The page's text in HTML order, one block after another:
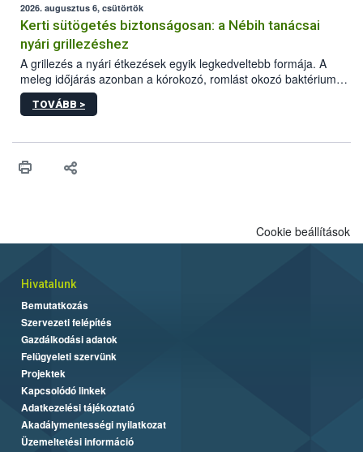
érésű szőlőkben is legyen lehetőség a károsító elleni további
védekezésre. Az Oroganic készítmény kis kiszerelésben kiskerti
felhasználók számára is elérhető és ökológiai termesztésben is
engedélyezett.
2026. augusztus 6, csütörtök
Kerti sütögetés biztonságosan: a Nébih tanácsai
nyári grillezéshez
A grillezés a nyári étkezések egyik legkedveltebb formája. A
meleg időjárás azonban a kórokozó, romlást okozó baktériumok
gyorsabb szaporodásának is kedvez. A szabadtéri sütögetés
ezért nem csupán a megfelelő sütési technikáról szól: legalább
higiéniai szabályok betartása, a megfelelő hőkezelés, valamint a
biztonsági Hivatal (Nébih) Oktatási Programja összegyűjtötte a
TOVÁBB >
Cookie beállítások
Hivatalunk
Bemutatkozás
Szervezeti felépítés
Gazdálkodási adatok
Felügyeleti szervünk
Projektek
Kapcsolódó linkek
Adatkezelési tájékoztató
Akadálymentességi nyilatkozat
Üzemeltetési információ